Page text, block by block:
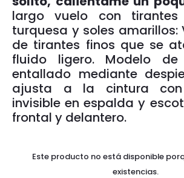
largo vuelo con tirantes
turquesa y soles amarillos:
de tirantes finos que se
fluido ligero. Modelo
entallado mediante
ajusta a la cintura con
invisible en espalda y
frontal y delantero.
Este producto no está disponible
existencias.